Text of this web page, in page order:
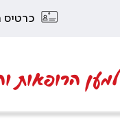
כרטיס
למען הרופאות